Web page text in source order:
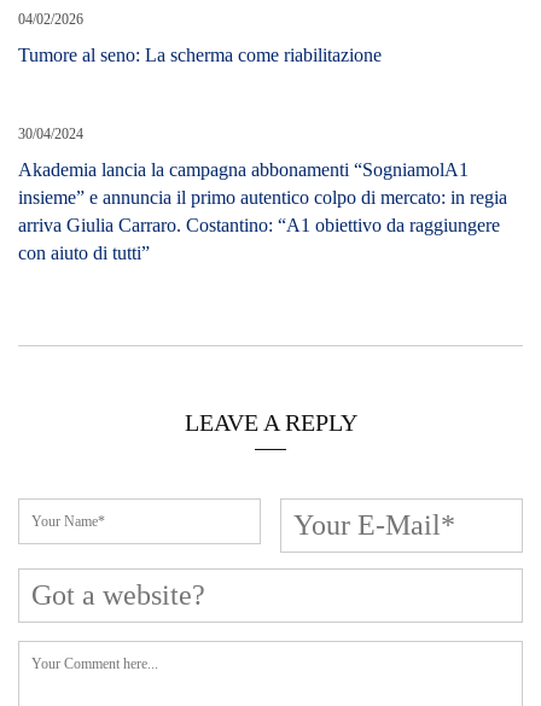
04/02/2026
Tumore al seno: La scherma come riabilitazione
30/04/2024
Akademia lancia la campagna abbonamenti “SogniamolA1
insieme” e annuncia il primo autentico colpo di mercato: in regia
arriva Giulia Carraro. Costantino: “A1 obiettivo da raggiungere
con aiuto di tutti”
LEAVE A REPLY